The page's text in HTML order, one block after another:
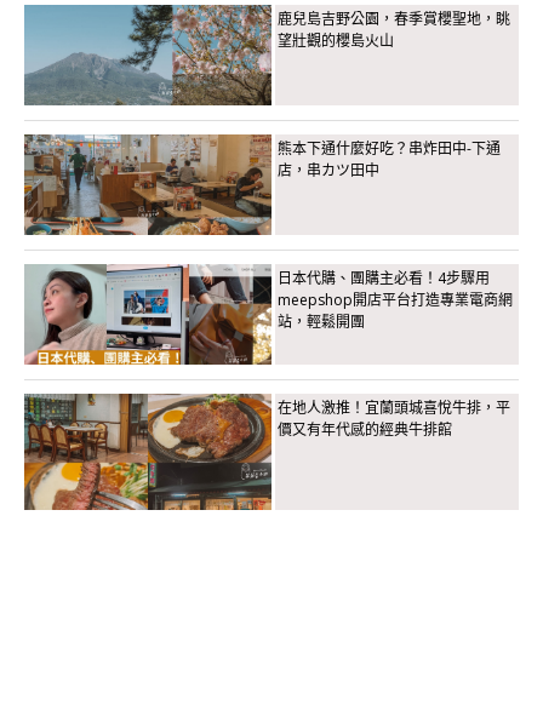
鹿兒島吉野公園，春季賞櫻聖地，眺
望壯觀的櫻島火山
熊本下通什麼好吃？串炸田中-下通
店，串カツ田中
日本代購、團購主必看！4步驟用
meepshop開店平台打造專業電商網
站，輕鬆開團
在地人激推！宜蘭頭城喜悅牛排，平
價又有年代感的經典牛排館